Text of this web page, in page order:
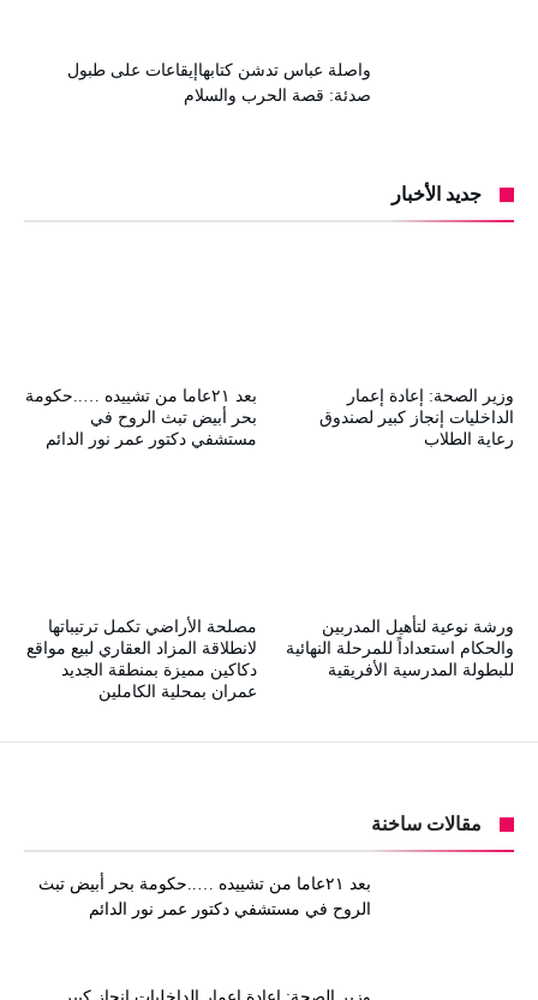
واصلة عباس تدشن كتابهاإيقاعات على طبول
صدئة: قصة الحرب والسلام
جديد الأخبار
بعد ٢١عاما من تشييده …..حكومة
بحر أبيض تبث الروح في
مستشفي دكتور عمر نور الدائم
وزير الصحة: إعادة إعمار
الداخليات إنجاز كبير لصندوق
رعاية الطلاب
مصلحة الأراضي تكمل ترتيباتها
لانطلاقة المزاد العقاري لبيع مواقع
دكاكين مميزة بمنطقة الجديد
عمران بمحلية الكاملين
ورشة نوعية لتأهيل المدربين
والحكام استعداداً للمرحلة النهائية
للبطولة المدرسية الأفريقية
مقالات ساخنة
بعد ٢١عاما من تشييده …..حكومة بحر أبيض تبث
الروح في مستشفي دكتور عمر نور الدائم